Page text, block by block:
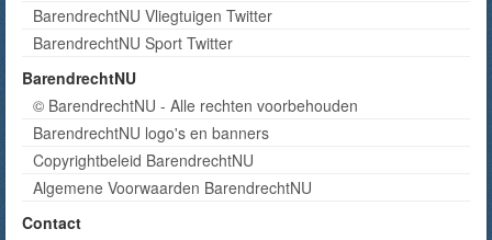
BarendrechtNU Vliegtuigen Twitter
BarendrechtNU Sport Twitter
BarendrechtNU
© BarendrechtNU - Alle rechten voorbehouden
BarendrechtNU logo's en banners
Copyrightbeleid BarendrechtNU
Algemene Voorwaarden BarendrechtNU
Contact